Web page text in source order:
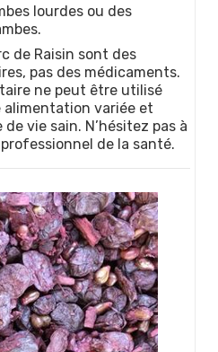
lourdes ou des
de Raisin sont des
pas des médicaments.
ne peut être utilisé
variée et
vie sain. N’hésitez pas à
de la santé.